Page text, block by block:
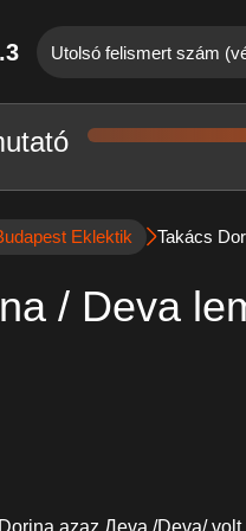
Utolsó felismert szám
Eklektik Takács
/ Deva
azaz Дeva /Deva/volt,